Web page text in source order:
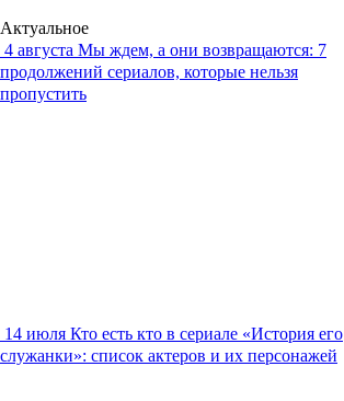
Актуальное
4 августа Мы ждем, а они возвращаются: 7
продолжений сериалов, которые нельзя
пропустить
14 июля Кто есть кто в сериале «История его
служанки»: список актеров и их персонажей